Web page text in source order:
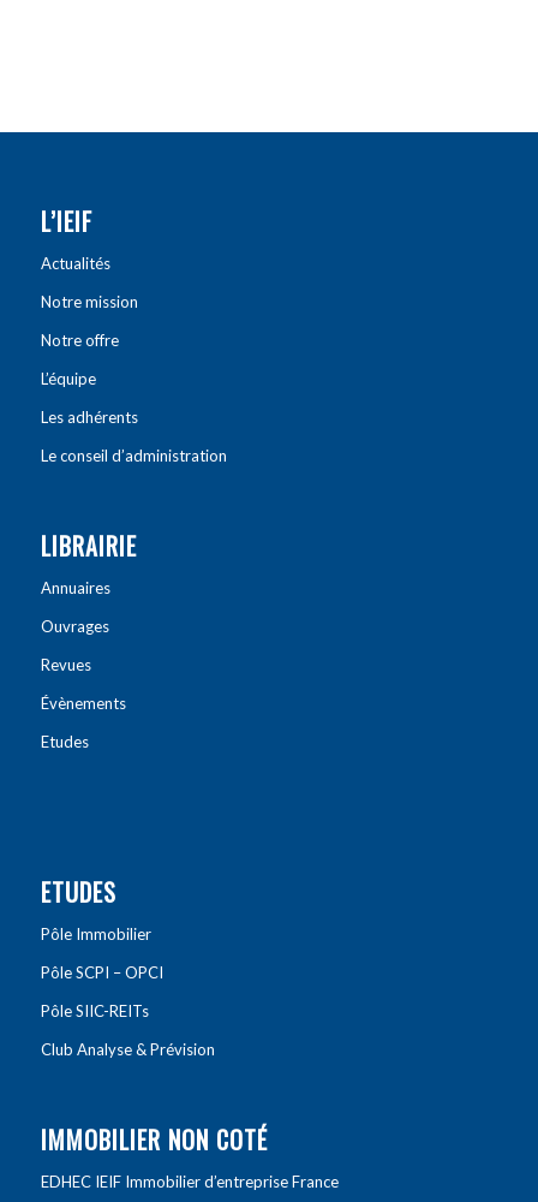
L’IEIF
Actualités
Notre mission
Notre offre
L’équipe
Les adhérents
Le conseil d’administration
LIBRAIRIE
Annuaires
Ouvrages
Revues
Évènements
Etudes
ETUDES
Pôle Immobilier
Pôle SCPI – OPCI
Pôle SIIC-REITs
Club Analyse & Prévision
IMMOBILIER NON COTÉ
EDHEC IEIF Immobilier d’entreprise France